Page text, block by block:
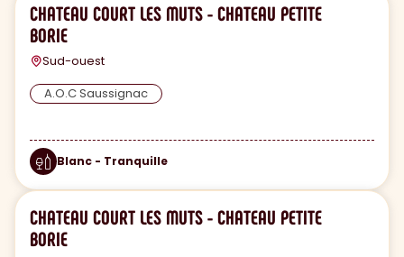
CHATEAU COURT LES MUTS - CHATEAU PETITE
BORIE
Sud-ouest
A.O.C Saussignac
Blanc - Tranquille
CHATEAU COURT LES MUTS - CHATEAU PETITE
BORIE